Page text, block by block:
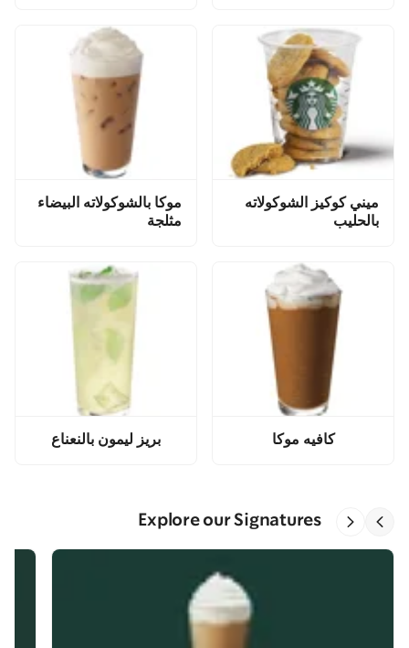
ميني كوكيز الشوكولاته
بالحليب
موكا بالشوكولاته البيضاء
مثلجة
كافيه موكا بريز ليمون بالنعناع
Explore our Signatures